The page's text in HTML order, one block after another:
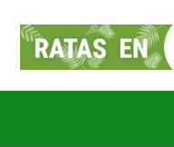
contenido